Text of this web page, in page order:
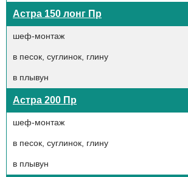
Астра 150 лонг Пр
шеф-монтаж
в песок, суглинок, глину
в плывун
Астра 200 Пр
шеф-монтаж
в песок, суглинок, глину
в плывун